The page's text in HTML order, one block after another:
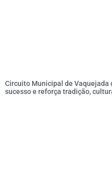
Circuito Municipal de Vaquejada
sucesso e reforça tradição,